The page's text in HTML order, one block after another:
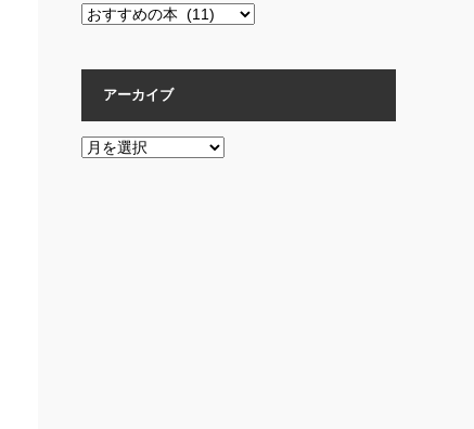
カ
アーカイブ
ア